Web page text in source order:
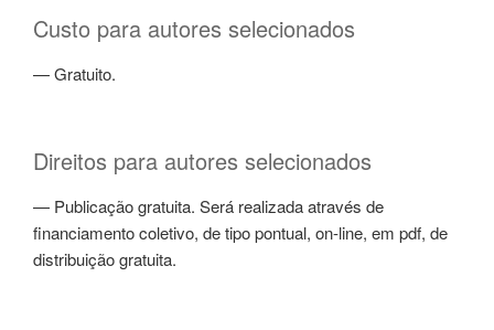
Custo para autores selecionados
— Gratuito.
Direitos para autores selecionados
— Publicação gratuita. Será realizada através de
financiamento coletivo, de tipo pontual, on-line, em pdf, de
distribuição gratuita.